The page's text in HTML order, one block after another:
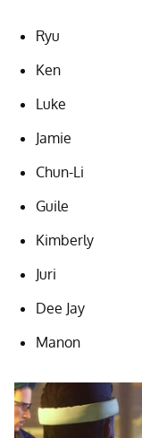
Ryu
Ken
Luke
Jamie
Chun-Li
Guile
Kimberly
Juri
Dee Jay
Manon